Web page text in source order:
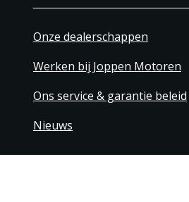
Onze dealerschappen
Werken bij Joppen Motoren
Ons service & garantie beleid
Nieuws